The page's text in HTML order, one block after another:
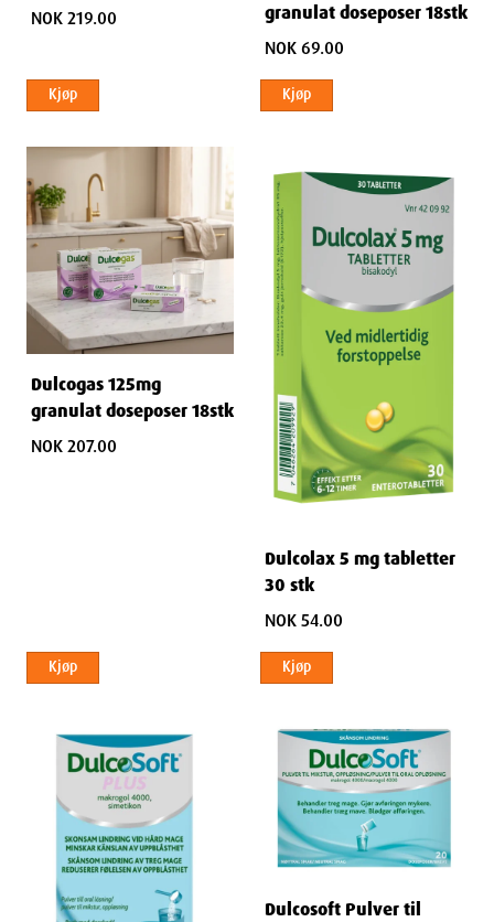
NOK 219.00
Kjøp
granulat doseposer 18stk
NOK 69.00
Kjøp
Dulcogas 125mg
granulat doseposer 18stk
NOK 207.00
Kjøp
Dulcolax 5 mg tabletter
30 stk
NOK 54.00
Kjøp
Dulcosoft Pulver til